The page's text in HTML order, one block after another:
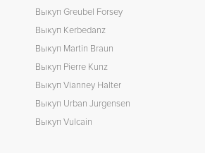
Выкуп Greubel Forsey
Выкуп Kerbedanz
Выкуп Martin Braun
Выкуп Pierre Kunz
Выкуп Vianney Halter
Выкуп Urban Jurgensen
Выкуп Vulcain